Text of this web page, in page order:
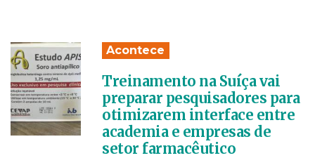
Acontece
Treinamento na Suíça vai
preparar pesquisadores para
otimizarem interface entre
academia e empresas de
setor farmacêutico